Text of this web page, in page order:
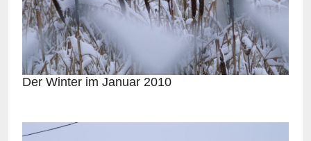
Der Winter im Januar 2010